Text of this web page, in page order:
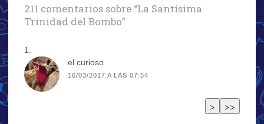
211 comentarios sobre “La Santísima
Trinidad del Bombo”
el curioso
16/03/2017 A LAS 07:54